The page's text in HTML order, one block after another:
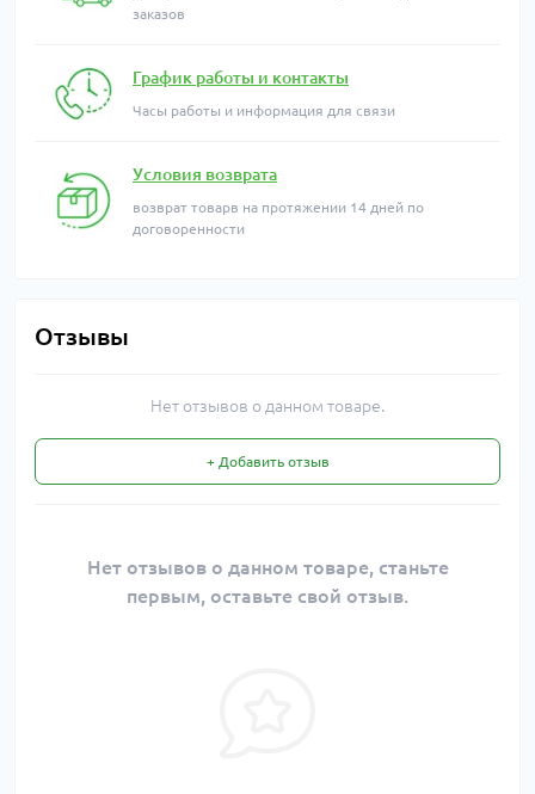
заказов
График работы и контакты
Часы работы и информация для связи
Условия возврата
возврат товарв на протяжении 14 дней по
договоренности
Отзывы
Нет отзывов о данном товаре.
+ Добавить отзыв
Нет отзывов о данном товаре, станьте
первым, оставьте свой отзыв.